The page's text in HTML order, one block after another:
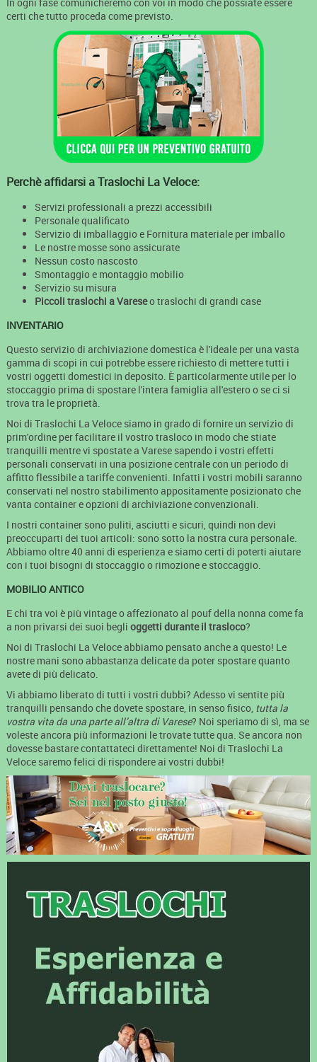
certi che tutto proceda come previsto.
Perchè affidarsi a Traslochi La Veloce:
Servizi professionali a prezzi accessibili
Personale qualificato
Servizio di imballaggio e Fornitura materiale per imballo
Le nostre mosse sono assicurate
Nessun costo nascosto
Smontaggio e montaggio mobilio
Servizio su misura
Piccoli traslochi a Vareseo traslochi di grandi case
INVENTARIO
Questo servizio di archiviazione domestica è l'ideale per una vasta
gamma di scopi in cui potrebbe essere richiesto di mettere tutti i
vostri oggetti domestici in deposito. È particolarmente utile per lo
stoccaggio prima di spostare l'intera famiglia all'estero o se ci si
trova tra le proprietà.
Noi di Traslochi La Veloce siamo in grado di fornire un servizio di
prim'ordine per facilitare il vostro trasloco in modo che stiate
tranquilli mentre vi spostate a Varese sapendo i vostri effetti
personali conservati in una posizione centrale con un periodo di
affitto flessibile a tariffe convenienti. Infatti i vostri mobili saranno
conservati nel nostro stabilimento appositamente posizionato che
vanta container e opzioni di archiviazione convenzionali.
I nostri container sono puliti, asciutti e sicuri, quindi non devi
preoccuparti dei tuoi articoli: sono sotto la nostra cura personale.
Abbiamo oltre 40 anni di esperienza e siamo certi di poterti aiutare
con i tuoi bisogni di stoccaggio o rimozione e stoccaggio.
MOBILIO ANTICO
E chi tra voi è più vintage o affezionato al pouf della nonna come fa
a non privarsi dei suoi begli oggetti durante il trasloco?
Noi di Traslochi La Veloce abbiamo pensato anche a questo! Le
nostre mani sono abbastanza delicate da poter spostare quanto
avete di più delicato.
Vi abbiamo liberato di tutti i vostri dubbi? Adesso vi sentite più
tranquilli pensando che dovete spostare, in senso fisico, tutta la
vostra vita da una parte all’altra di Varese? Noi speriamo di sì, ma se
voleste ancora più informazioni le trovate tutte qua. Se ancora non
dovesse bastare contattateci direttamente! Noi di Traslochi La
Veloce saremo felici di rispondere ai vostri dubbi!